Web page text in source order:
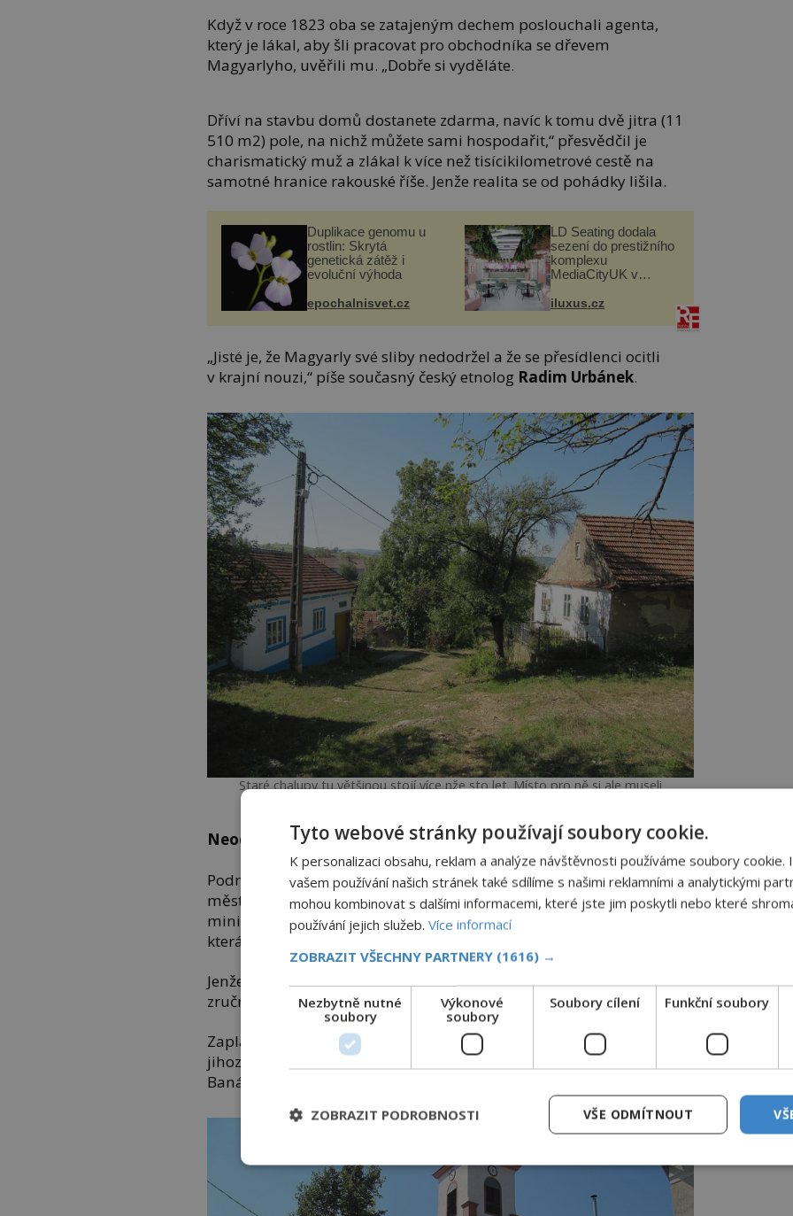
Když v roce 1823 oba se zatajeným dechem poslouchali agenta,
který je lákal, aby šli pracovat pro obchodníka se dřevem
Magyarlyho, uvěřili mu. „Dobře si vyděláte.
Dříví na stavbu domů dostanete zdarma, navíc k tomu dvě jitra (11
510 m2) pole, na nichž můžete sami hospodařit,“ přesvědčil je
charismatický muž a zlákal k více než tisícikilometrové cestě na
samotné hranice rakouské říše. Jenže realita se od pohádky lišila.
Duplikace genomu u
rostlin: Skrytá
genetická zátěž i
evoluční výhoda
epochalnisvet.cz
LD Seating dodala
sezení do prestižního
komplexu
MediaCityUK v
iluxus.cz
„Jisté je, že Magyarly své sliby nedodržel a že se přesídlenci ocitli
v krajní nouzi,“ píše současný český etnolog Radim Urbánek.
Staré chalupy tu většinou stojí více nže sto let. Místo pro ně si ale museli
Neodolatelná nabídka
Podnikatel Magyarly si začátkem 18. století najímá kolem
města Oravice (dnes v jihozápadním Rumunsku, oblast Banát) za
minimální cenu lesy. Pokácené dřevo chce draze prodávat a půdu,
která tím získá na hodnotě, dávat zpátky vládě.
Jenže v lesích potkává jenom divokou zvěř. Široko daleko žádný
zručný dělník, který by kácel a sekal stromy, natož zkušený dřevař.
Zaplatí si proto agenty, kteří vyrážejí do hornatých lesních oblastí
jihozápadních Čech, protože zdejší krajina je podobná té v Jižnímu
Banátu. Pro lidi bez práce zní jejich nabídka jako rajská hudba.
Tyto webové stránky používají soubory cookie.
K personalizaci obsahu, reklam a analýze návštěvnosti používáme soubory cookie.
vašem používání našich stránek také sdílíme s našimi reklamními a analytickými
mohou kombinovat s dalšími informacemi, které jste jim poskytli nebo které
používání jejich služeb. Více informací
ZOBRAZIT VŠECHNY PARTNERY (1616) →
Nezbytně nutné
soubory
Výkonové
soubory
Soubory cílení Funkční soubory
VŠE ODMÍTNOUT
ZOBRAZIT PODROBNOSTI